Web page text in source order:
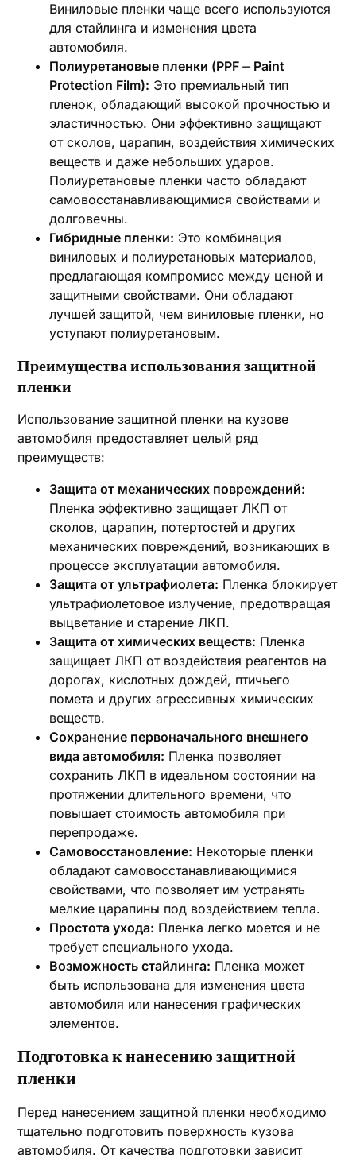
Виниловые пленки чаще всего используются
для стайлинга и изменения цвета
автомобиля.
Полиуретановые пленки (PPF ⏤ Paint
Protection Film): Это премиальный тип
пленок, обладающий высокой прочностью и
эластичностью. Они эффективно защищают
от сколов, царапин, воздействия химических
веществ и даже небольших ударов.
Полиуретановые пленки часто обладают
самовосстанавливающимися свойствами и
долговечны.
Гибридные пленки: Это комбинация
виниловых и полиуретановых материалов,
предлагающая компромисс между ценой и
защитными свойствами. Они обладают
лучшей защитой, чем виниловые пленки, но
уступают полиуретановым.
Преимущества использования защитной
пленки
Использование защитной пленки на кузове
автомобиля предоставляет целый ряд
преимуществ:
Защита от механических повреждений:
Пленка эффективно защищает ЛКП от
сколов, царапин, потертостей и других
механических повреждений, возникающих в
процессе эксплуатации автомобиля.
Защита от ультрафиолета: Пленка блокирует
ультрафиолетовое излучение, предотвращая
выцветание и старение ЛКП.
Защита от химических веществ: Пленка
защищает ЛКП от воздействия реагентов на
дорогах, кислотных дождей, птичьего
помета и других агрессивных химических
веществ.
Сохранение первоначального внешнего
вида автомобиля: Пленка позволяет
сохранить ЛКП в идеальном состоянии на
протяжении длительного времени, что
повышает стоимость автомобиля при
перепродаже.
Самовосстановление: Некоторые пленки
обладают самовосстанавливающимися
свойствами, что позволяет им устранять
мелкие царапины под воздействием тепла.
Простота ухода: Пленка легко моется и не
требует специального ухода.
Возможность стайлинга: Пленка может
быть использована для изменения цвета
автомобиля или нанесения графических
элементов.
Подготовка к нанесению защитной
пленки
Перед нанесением защитной пленки необходимо
тщательно подготовить поверхность кузова
автомобиля. От качества подготовки зависит